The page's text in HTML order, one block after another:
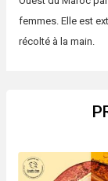
femmes. Elle est
récolté à la main.